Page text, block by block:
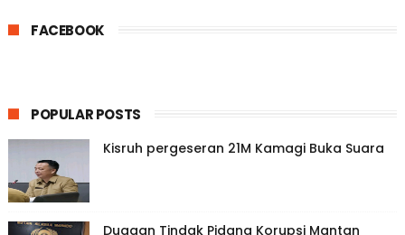
FACEBOOK
POPULAR POSTS
Kisruh pergeseran 21M Kamagi Buka Suara
Dugaan Tindak Pidana Korupsi Mantan